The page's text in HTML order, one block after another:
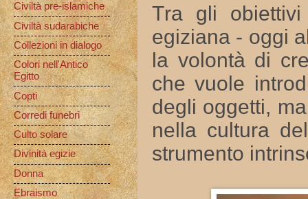
Tra gli obiettivi
egiziana - oggi
la volontà di
che vuole
degli oggetti,
nella cultura
strumento
Civiltà pre-islamiche
Civiltà sudarabiche
Collezioni in dialogo
Colori nell'Antico
Egitto
Copti
Corredi funebri
Culto solare
Divinità egizie
Donna
Ebraismo